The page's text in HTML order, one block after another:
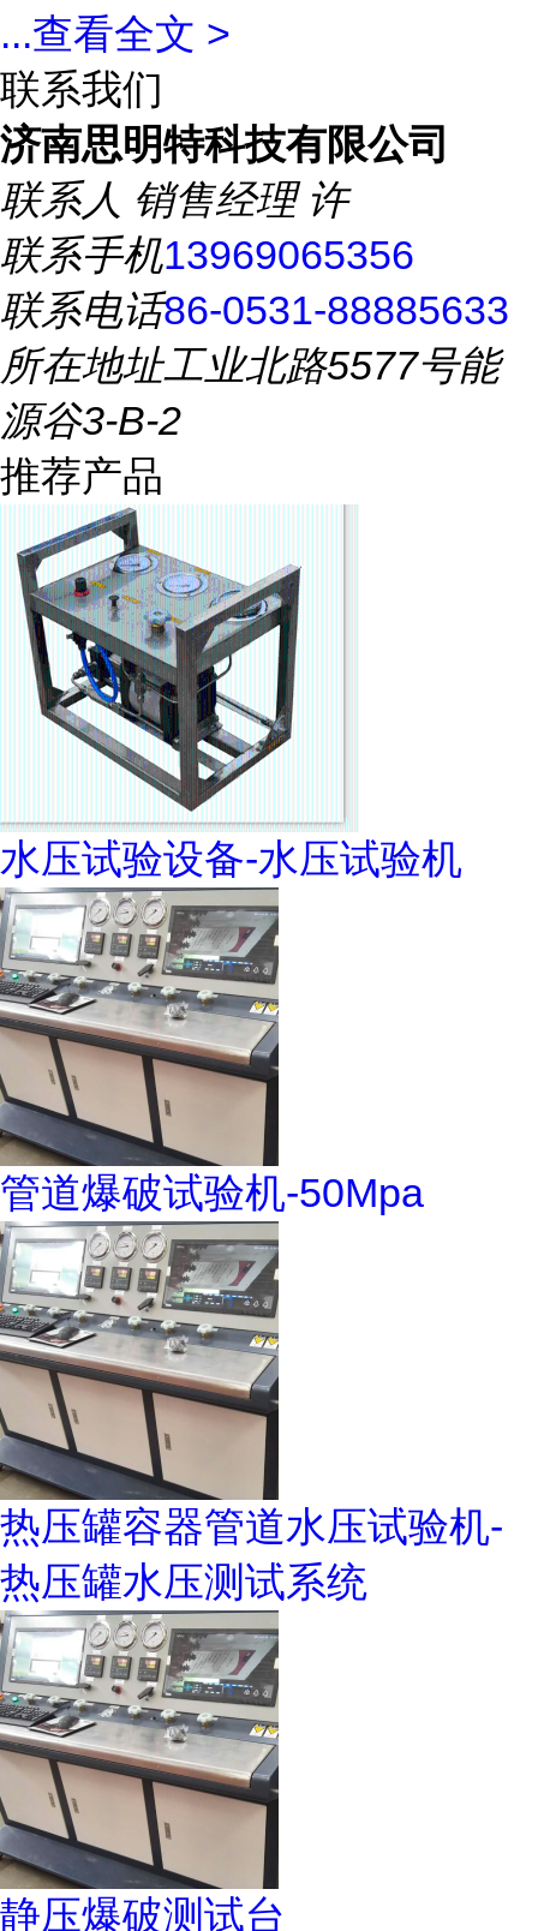
...查看全文 >
联系我们
济南思明特科技有限公司
联系人 销售经理 许
联系手机13969065356
联系电话86-0531-88885633
所在地址工业北路5577号能
源谷3-B-2
推荐产品
水压试验设备-水压试验机
管道爆破试验机-50Mpa
热压罐容器管道水压试验机-
热压罐水压测试系统
静压爆破测试台